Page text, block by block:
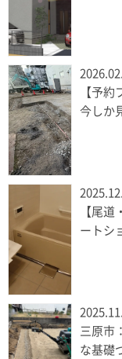
【予約
今しか
【尾
ートシ
三原市
な基礎